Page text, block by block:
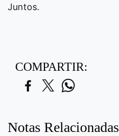
Juntos.
COMPARTIR:
Notas Relacionadas